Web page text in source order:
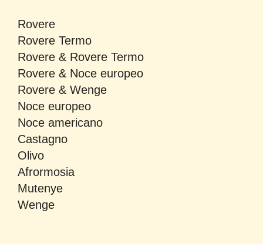
Rovere
Rovere Termo
Rovere & Rovere Termo
Rovere & Noce europeo
Rovere & Wenge
Noce europeo
Noce americano
Castagno
Olivo
Afrormosia
Mutenye
Wenge